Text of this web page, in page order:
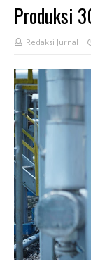
Produksi
Redaksi Jurnal